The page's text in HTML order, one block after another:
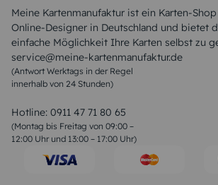
Meine Kartenmanufaktur ist ein Karten-
Online-Designer in Deutschland und bietet
einfache Möglichkeit Ihre Karten selbst zu
service@meine-kartenmanufaktur.de
(Antwort Werktags in der Regel
innerhalb von 24 Stunden)
Hotline: 0911 47 71 80 65
(Montag bis Freitag von 09:00 –
12:00 Uhr und 13:00 – 17:00 Uhr)
FAQ
Liebeskummer Sprüche
Sommer Sprüche
Muttertagssprüche
Sprüche zur Hochzeit
Sprüche zur Konfirmation & Kommunion
Weihnachtsgedichte
Liebessprüche
Geburtstagssprüche
Trauersprüche
Konfirmation Glückwünsche